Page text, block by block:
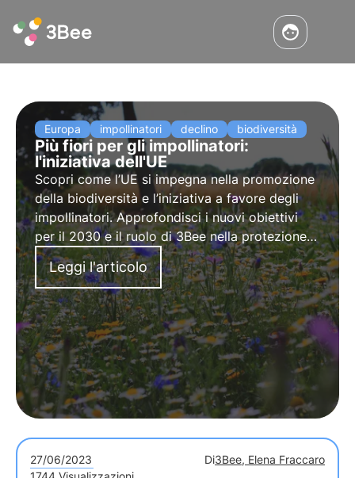
Europa impollinatori declino biodiversità
Più fiori per gli impollinatori:
l'iniziativa dell'UE
Scopri come l’UE si impegna nella promozione
della biodiversità e l’iniziativa a favore degli
impollinatori. Approfondisci i nuovi obiettivi
per il 2030 e il ruolo di 3Bee nella protezione
degli impollinatori con il progetto Oasi della
Biodiversità.
Leggi l'articolo
27/06/2023 Di3Bee, Elena Fraccaro